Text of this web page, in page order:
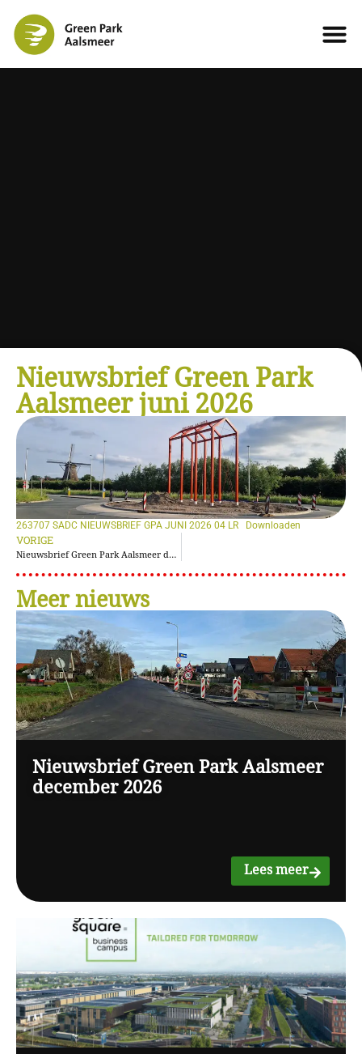
Nieuwsbrief Green Park
Aalsmeer juni 2026
263707 SADC NIEUWSBRIEF GPA JUNI 2026 04 LR Downloaden
VORIGE
Nieuwsbrief Green Park Aalsmeer december 2026
Meer nieuws
Nieuwsbrief Green Park Aalsmeer
december 2026
Lees meer